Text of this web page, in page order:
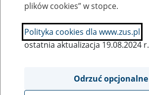
SZUKAJ
plików cookies” w stopce.
Polityka cookies dla www.zus.pl
ostatnia aktualizacja 19.08.2024 r.
Odrzuć opcjonalne